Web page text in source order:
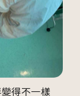
得不一樣